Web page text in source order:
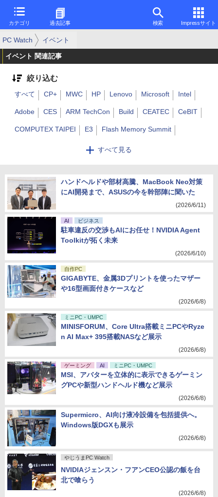
カテゴリ 過去記事 検索 Impressサイト
PC Watch イベント
イベント 関連記事
絞り込む
すべて見る
すべて CP+ MWC HP Lenovo Microsoft Intel
Adobe CES ARM TechCon Build CEATEC CeBIT
COMPUTEX TAIPEI E3 Flash Memory Summit
Hot Chips IDF
ハンドヘルドや部材高騰、MacBook Neo対策
にAI開発まで、ASUSの今を幹部陣に聞いた
(2026/6/11)
AI ビジネス
駐車違反の交渉もAIにお任せ！NVIDIA Agent
Toolkitが拓く未来
(2026/6/10)
自作PC
GIGABYTE、金属3Dプリントを使ったマザー
や16型画面付きケースなど
(2026/6/8)
ミニPC・UMPC
MINISFORUM、Core Ultra搭載ミニPCやRyze
n AI Max+ 395搭載NASなど展示
(2026/6/8)
ゲーミング AI ミニPC・UMPC
MSI、アバターを立体的に表示できるゲーミン
グPCや新型ハンドヘルド機など展示
(2026/6/8)
Supermicro、AI向け液冷設備を包括提供へ。
Windows版DGXも展示
(2026/6/8)
やじうまPC Watch
NVIDIAジェンスン・フアンCEO公認の飯を台
北で喰らう
(2026/6/8)